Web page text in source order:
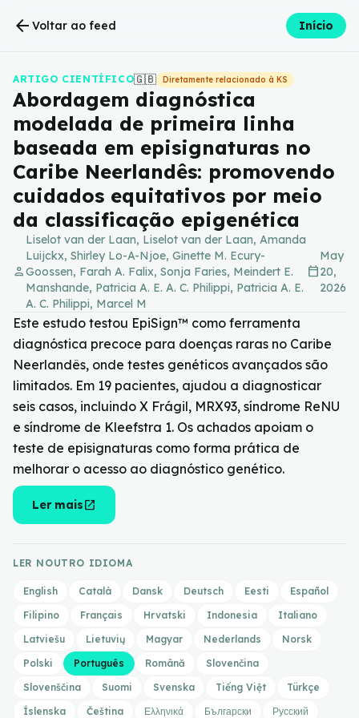
arrow_back Voltar ao feed Início
ARTIGO CIENTÍFICO🇬🇧 Diretamente relacionado à KS
Abordagem diagnóstica
modelada de primeira linha
baseada em episignaturas no
Caribe Neerlandês: promovendo
cuidados equitativos por meio
da classificação epigenética
person
Liselot van der Laan, Liselot van der Laan, Amanda
Luijckx, Shirley Lo-A-Njoe, Ginette M. Ecury-
Goossen, Farah A. Falix, Sonja Faries, Meindert E.
Manshande, Patricia A. E. A. C. Philippi, Patricia A. E.
A. C. Philippi, Marcel M
calendar_today
May
20,
2026
Este estudo testou EpiSign™ como ferramenta
diagnóstica precoce para doenças raras no Caribe
Neerlandês, onde testes genéticos avançados são
limitados. Em 19 pacientes, ajudou a diagnosticar
seis casos, incluindo X Frágil, MRX93, síndrome ReNU
e síndrome de Kleefstra 1. Os achados apoiam o
teste de episignaturas como forma prática de
melhorar o acesso ao diagnóstico genético.
Ler maisopen_in_new
LER NOUTRO IDIOMA
English Català Dansk Deutsch Eesti
Español
Filipino
Français Hrvatski Indonesia
Italiano
Latviešu
Lietuvių Magyar Nederlands
Norsk
Polski
Português Română
Slovenčina
Slovenščina
Suomi Svenska Tiếng Việt
Türkçe
Íslenska
Čeština Ελληνικά Български Русский